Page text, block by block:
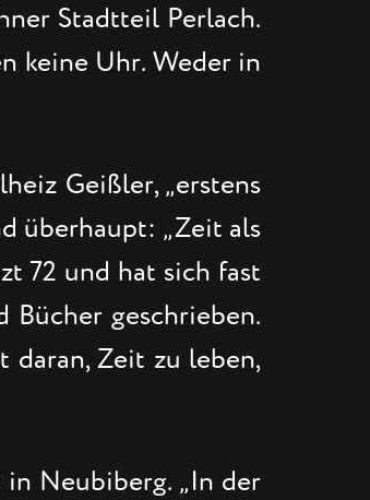
Stadtteil Perlach.
keine Uhr. Weder in
Geißler, „erstens
überhaupt: „Zeit als
72 und hat sich fast
geschrieben.
daran, Zeit zu leben,
Neubiberg. „In der